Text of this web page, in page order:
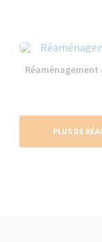
PLUS DE